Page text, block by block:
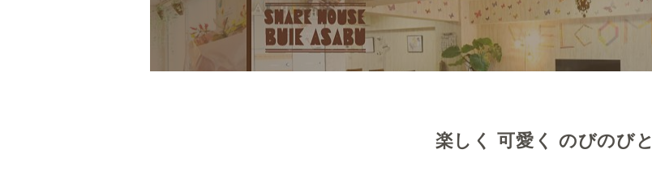
楽しく 可愛く のびのびと